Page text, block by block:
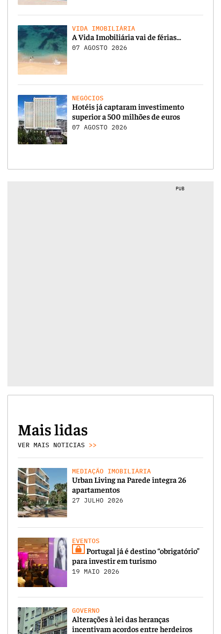
VIDA IMOBILIÁRIA
A Vida Imobiliária vai de férias…
07 AGOSTO 2026
NEGÓCIOS
Hotéis já captaram investimento
superior a 500 milhões de euros
07 AGOSTO 2026
PUB
Mais lidas
VER MAIS NOTICIAS >>
MEDIAÇÃO IMOBILIÁRIA
Urban Living na Parede integra 26
apartamentos
27 JULHO 2026
EVENTOS
Portugal já é destino “obrigatório”
para investir em turismo
19 MAIO 2026
GOVERNO
Alterações à lei das heranças
incentivam acordos entre herdeiros